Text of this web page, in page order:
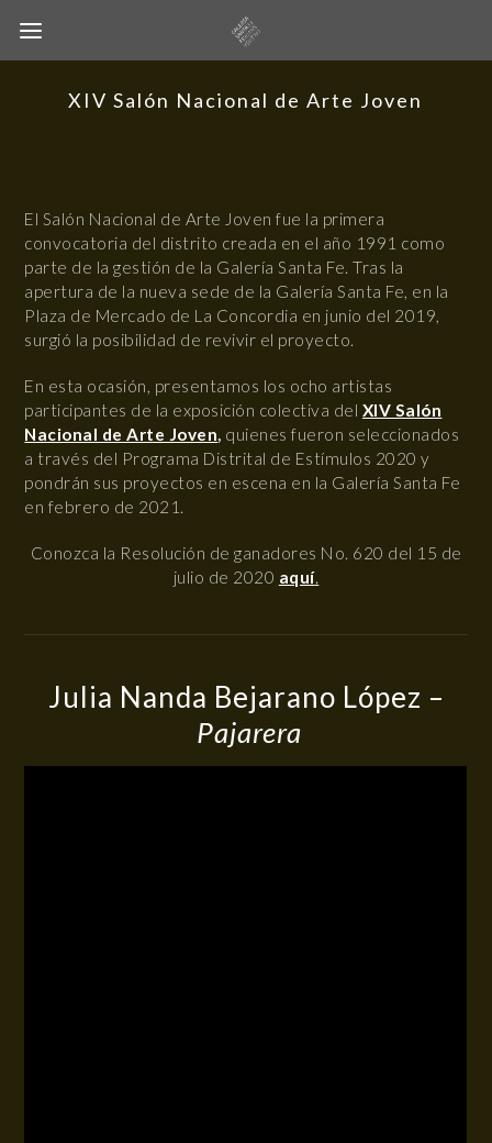
XIV Salón Nacional de Arte Joven
El Salón Nacional de Arte Joven fue la primera
convocatoria del distrito creada en el año 1991 como
parte de la gestión de la Galería Santa Fe. Tras la
apertura de la nueva sede de la Galería Santa Fe, en la
Plaza de Mercado de La Concordia en junio del 2019,
surgió la posibilidad de revivir el proyecto.
En esta ocasión, presentamos los ocho artistas
participantes de la exposición colectiva del XIV Salón
Nacional de Arte Joven, quienes fueron seleccionados
a través del Programa Distrital de Estímulos 2020 y
pondrán sus proyectos en escena en la Galería Santa Fe
en febrero de 2021.
Conozca la Resolución de ganadores No. 620 del 15 de
julio de 2020 aquí.
Julia Nanda Bejarano López –
Pajarera